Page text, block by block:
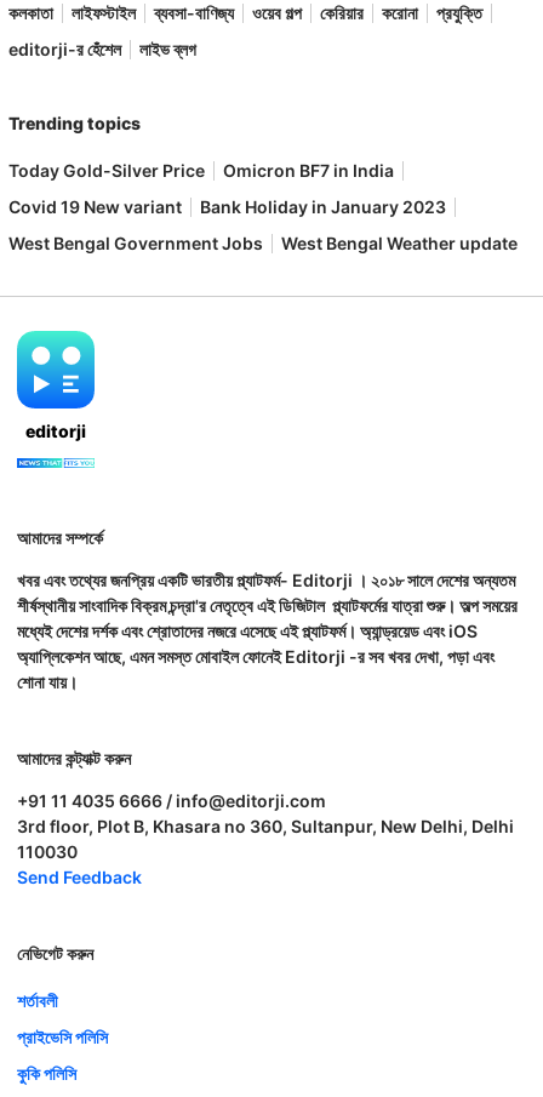
কলকাতা
লাইফস্টাইল ব্যবসা-বাণিজ্য ওয়েব গল্প কেরিয়ার করোনা
প্রযুক্তি
editorji-র হেঁশেল
লাইভ ব্লগ
Trending topics
Today Gold-Silver Price
Omicron BF7 in India
Covid 19 New variant
Bank Holiday in January 2023
West Bengal Government Jobs
West Bengal Weather update
editorji
আমাদের সম্পর্কে
খবর এবং তথ্যের জনপ্রিয় একটি ভারতীয় প্ল্যাটফর্ম- Editorji । ২০১৮ সালে দেশের অন্যতম
শীর্ষস্থানীয় সাংবাদিক বিক্রম চন্দ্রা'র নেতৃত্বে এই ডিজিটাল প্ল্যাটফর্মের যাত্রা শুরু। অল্প সময়ের
মধ্যেই দেশের দর্শক এবং শ্রোতাদের নজরে এসেছে এই প্ল্যাটফর্ম। অ্যান্ড্রয়েড এবং iOS
অ্যাপ্লিকেশন আছে, এমন সমস্ত মোবাইল ফোনেই Editorji -র সব খবর দেখা, পড়া এবং
শোনা যায়।
আমাদের কন্ট্যাক্ট করুন
+91 11 4035 6666 / info@editorji.com
3rd floor, Plot B, Khasara no 360, Sultanpur, New Delhi, Delhi
110030
Send Feedback
নেভিগেট করুন
শর্তাবলী
প্রাইভেসি পলিসি
কুকি পলিসি